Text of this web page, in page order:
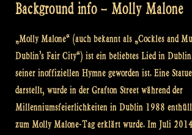
Background info – Molly Malone
„Molly Malone“ (auch bekannt als „Cockles and
Dublin’s Fair City“) ist ein beliebtes Lied in
seiner inoffiziellen Hymne geworden ist. Eine
darstellt, wurde in der Grafton Street während der
Millenniumsfeierlichkeiten in Dublin 1988
zum Molly Malone-Tag erklärt wurde. Im Juli